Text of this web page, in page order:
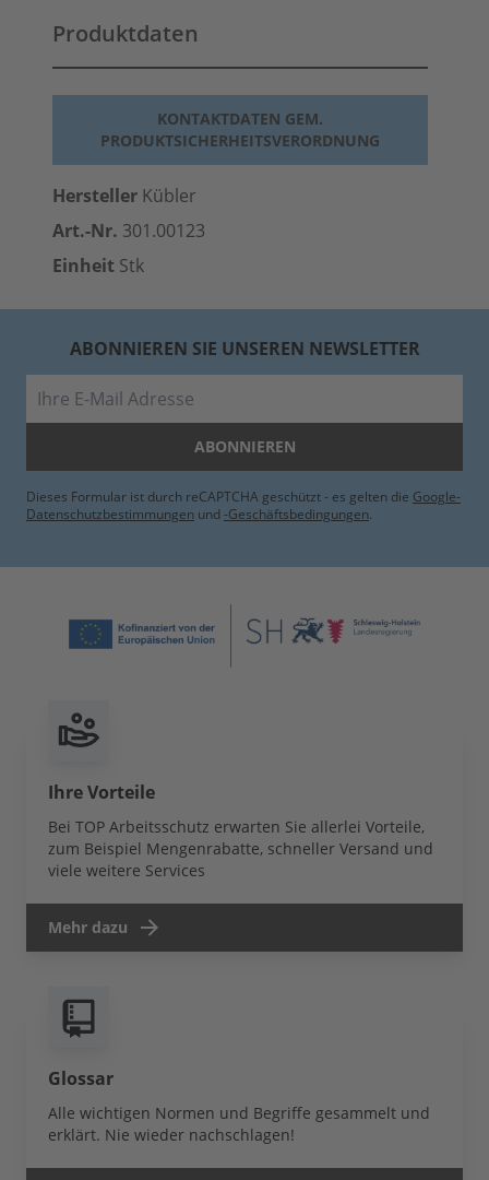
Produktdaten
KONTAKTDATEN GEM.
PRODUKTSICHERHEITSVERORDNUNG
Hersteller Kübler
Art.-Nr. 301.00123
Einheit Stk
ABONNIEREN SIE UNSEREN NEWSLETTER
ABONNIEREN
Dieses Formular ist durch reCAPTCHA geschützt - es gelten die Google-
Datenschutzbestimmungen und -Geschäftsbedingungen.
Ihre Vorteile
Bei TOP Arbeitsschutz erwarten Sie allerlei Vorteile,
zum Beispiel Mengenrabatte, schneller Versand und
viele weitere Services
Mehr dazu
Glossar
Alle wichtigen Normen und Begriffe gesammelt und
erklärt. Nie wieder nachschlagen!